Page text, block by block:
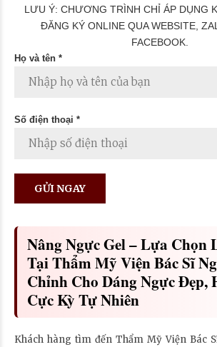
LƯU Ý: CHƯƠNG TRÌNH CHỈ ÁP DỤNG
ĐĂNG KÝ ONLINE QUA WEBSITE,
FACEBOOK.
Họ và tên *
Số điện thoại *
Nâng Ngực Gel – Lựa Chọn
Tại Thẩm Mỹ Viện Bác Sĩ
Chỉnh Cho Dáng Ngực Đẹp,
Cực Kỳ Tự Nhiên
Khách hàng tìm đến Thẩm Mỹ Viện Bác